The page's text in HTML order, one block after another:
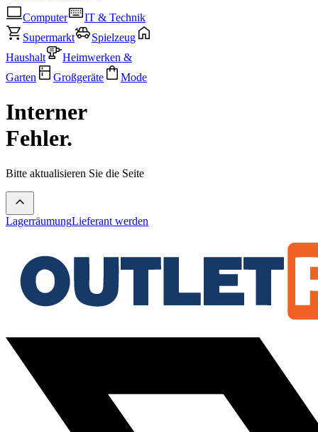
Computer
IT & Technik
Supermarkt
Spielzeug
Haushalt
Heimwerken &
Garten
Großgeräte Mode
Interner
Fehler.
Bitte aktualisieren Sie die Seite
LagerräumungLieferant werden